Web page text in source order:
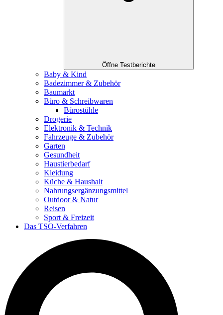
Öffne Testberichte
Baby & Kind
Badezimmer & Zubehör
Baumarkt
Büro & Schreibwaren
Bürostühle
Drogerie
Elektronik & Technik
Fahrzeuge & Zubehör
Garten
Gesundheit
Haustierbedarf
Kleidung
Küche & Haushalt
Nahrungsergänzungsmittel
Outdoor & Natur
Reisen
Sport & Freizeit
Das TSO-Verfahren